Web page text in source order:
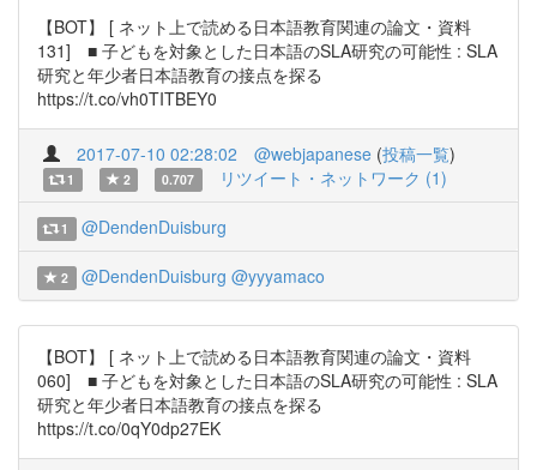
【BOT】 [ ネット上で読める日本語教育関連の論文・資料
131] ■ 子どもを対象とした日本語のSLA研究の可能性 : SLA
研究と年少者日本語教育の接点を探る
https://t.co/vh0TITBEY0
2017-07-10 02:28:02 @webjapanese (投稿一覧)
1 2 0.707 リツイート・ネットワーク (1)
1 @DendenDuisburg
2 @DendenDuisburg @yyyamaco
【BOT】 [ ネット上で読める日本語教育関連の論文・資料
060] ■ 子どもを対象とした日本語のSLA研究の可能性 : SLA
研究と年少者日本語教育の接点を探る
https://t.co/0qY0dp27EK